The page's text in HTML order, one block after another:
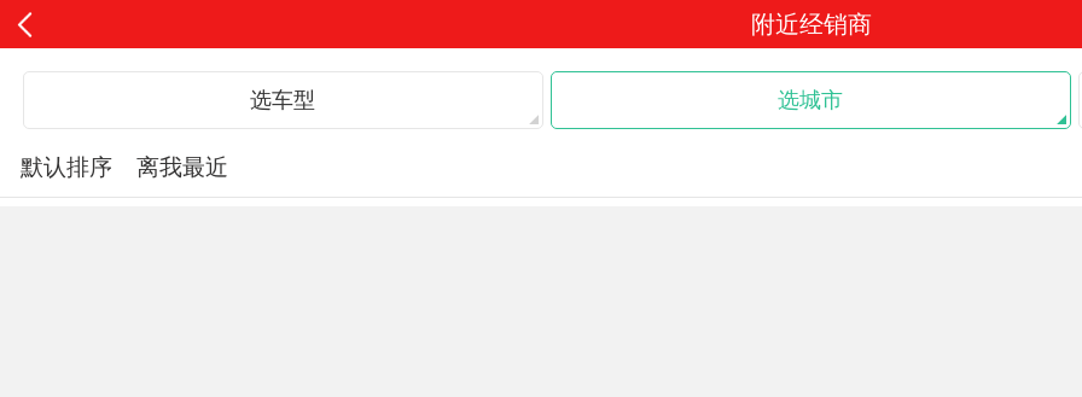
附近经销商
选车型 选城市
默认排序 离我最近